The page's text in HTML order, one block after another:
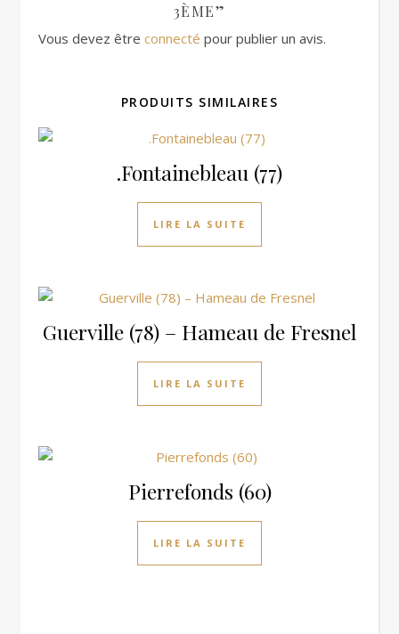
3ÈME”
Vous devez être connecté pour publier un avis.
PRODUITS SIMILAIRES
.Fontainebleau (77)
LIRE LA SUITE
Guerville (78) – Hameau de Fresnel
LIRE LA SUITE
Pierrefonds (60)
LIRE LA SUITE